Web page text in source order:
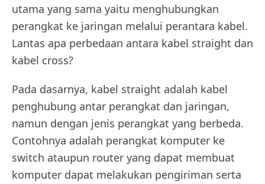
utama yang sama yaitu menghubungkan
perangkat ke jaringan melalui perantara kabel.
Lantas apa perbedaan antara kabel straight dan
kabel cross?
Pada dasarnya, kabel straight adalah kabel
penghubung antar perangkat dan jaringan,
namun dengan jenis perangkat yang berbeda.
Contohnya adalah perangkat komputer ke
switch ataupun router yang dapat membuat
komputer dapat melakukan pengiriman serta